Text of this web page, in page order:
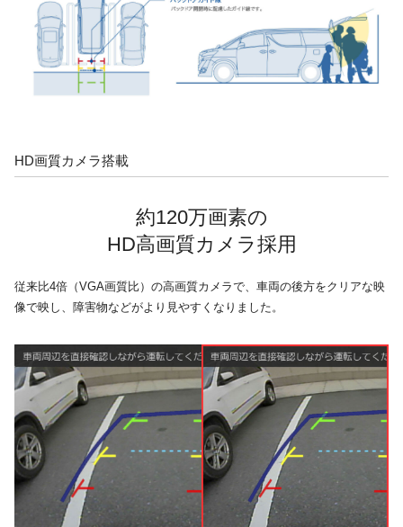
HD画質カメラ搭載
約120万画素の
HD高画質カメラ採用
従来比4倍（VGA画質比）の高画質カメラで、車両の後方をクリアな映
像で映し、障害物などがより見やすくなりました。